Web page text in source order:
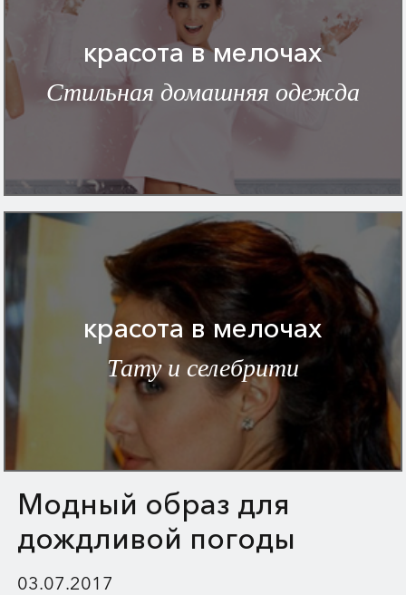
красота в мелочах
Стильная домашняя одежда
красота в мелочах
Тату и селебрити
Модный образ для
дождливой погоды
03.07.2017